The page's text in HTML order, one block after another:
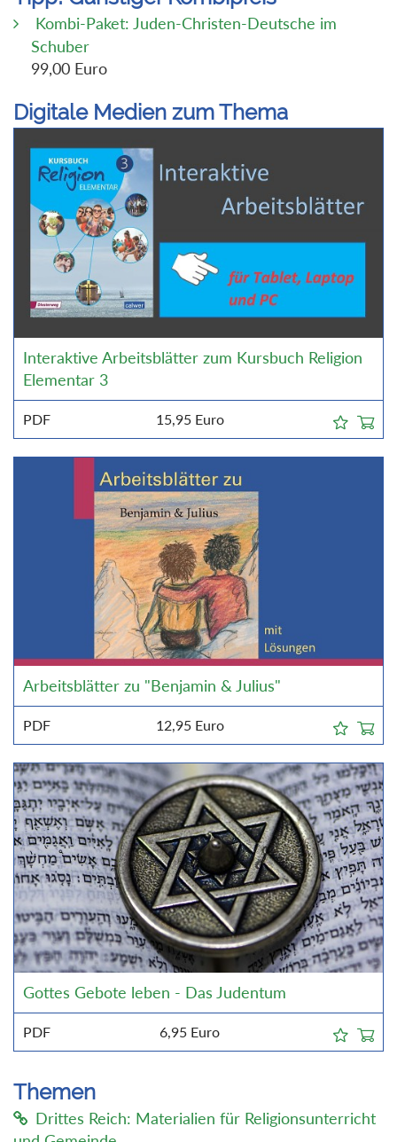
Kombi-Paket: Juden-Christen-Deutsche im
Schuber
99,00 Euro
Digitale Medien zum Thema
Interaktive Arbeitsblätter zum Kursbuch Religion
Elementar 3
PDF 15,95 Euro
Arbeitsblätter zu "Benjamin & Julius"
PDF 12,95 Euro
Gottes Gebote leben - Das Judentum
PDF 6,95 Euro
Themen
Drittes Reich: Materialien für Religionsunterricht